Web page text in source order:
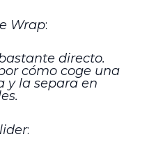
Wrap:
directo.
cómo coge una
y la separa en
: